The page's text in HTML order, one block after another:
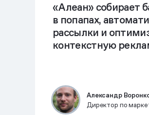
«Алеан» собирает
в попапах,
рассылки и
контекстную
Александр
Директор по